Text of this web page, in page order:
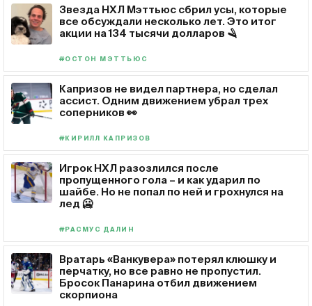
Звезда НХЛ Мэттьюс сбрил усы, которые
все обсуждали несколько лет. Это итог
акции на 134 тысячи долларов 🪒
#ОСТОН МЭТТЬЮС
Капризов не видел партнера, но сделал
ассист. Одним движением убрал трех
соперников 👀
#КИРИЛЛ КАПРИЗОВ
Игрок НХЛ разозлился после
пропущенного гола – и как ударил по
шайбе. Но не попал по ней и грохнулся на
лед 🥶
#РАСМУС ДАЛИН
Вратарь «Ванкувера» потерял клюшку и
перчатку, но все равно не пропустил.
Бросок Панарина отбил движением
скорпиона